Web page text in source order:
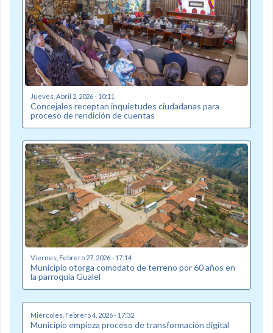
Jueves, Abril 2, 2026 - 10:11
Concejales receptan inquietudes ciudadanas para
proceso de rendición de cuentas
Viernes, Febrero 27, 2026 - 17:14
Municipio otorga comodato de terreno por 60 años en
la parroquia Gualel
Miércoles, Febrero 4, 2026 - 17:32
Municipio empieza proceso de transformación digital